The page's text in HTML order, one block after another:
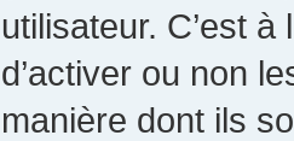
utilisateur. C’est
d’activer ou non
manière dont ils